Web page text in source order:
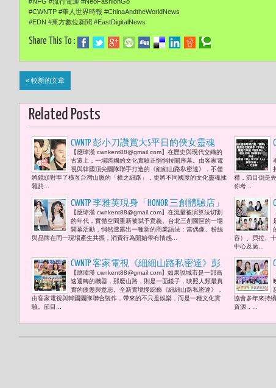
#CWNTP #華人世界時報 #ChinaAndtheWorldNews
#EDN #東方數位新聞 #EastDigitalNews
Share This To :
« 較新的文章
Related Posts
CWNTP 彭小刀讚賞大S平日的俠女靈魂
「大小S的情感太特別，互相扶持，一
般人是無法體會的。」
【應瑋漢 cwnkent88@gmail.com】​在歷史與現代交織的
古道上，一場跨國的文化實驗正悄悄拉開序幕。由客家電
視與韓國頂尖團隊聯手打造的《細細山路私密達》，不僅
將鏡頭對準了橫亙台灣山脈的「樟之細路」，更將不同國度的文化靈魂揉
雜於...
禮，節目倒是
你考...
CWNTP 李雅英現身「HONOR 三創體驗店」
城市情感價值的精準實驗「品牌不再只
依賴曝光次數，而是透過具體互動建立
情感記憶。」
【應瑋漢 cwnkent88@gmail.com】在流量被演算法切割
的年代，實體空間重新被賦予意義。台北三創園區的一場
開幕活動，悄然透露出一種新的商業語法：當偶像、粉絲
與品牌在同一現場產生共振，消費行為開始帶有情感...
容）、貝拉、
中心及廣...
CWNTP 客家電視《細細山路私密達》彭
小刀、韓國三金有后金荷娜、人氣男團
INFINITE 主唱南優賢，以及百萬人氣
YouTuber 肌肉山山「我們這條客家古道山
【應瑋漢 cwnkent88@gmail.com】如果說城市是一部高
速運轉的機器，那麼山路，則是一面鏡子，映照人類最真
實的疲憊與意志。全新實境慢綜藝《細細山路私密達》，
由客家電視與韓國團隊聯合製作，帶來的不只是娛樂，而是一種文化實
驗。節目...
協會多年來持
資源，...